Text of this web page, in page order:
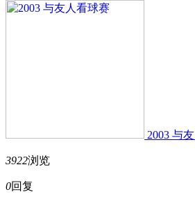
2003 与
3922浏览
0回复